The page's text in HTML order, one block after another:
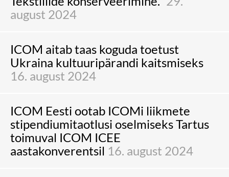
august 2024
ICOM aitab taas koguda toetust
Ukraina kultuuripärandi kaitsmiseks
16. august 2024
ICOM Eesti ootab ICOMi liikmete
stipendiumitaotlusi oselmiseks Tartus
toimuval ICOM ICEE
aastakonverentsil 16. august 2024